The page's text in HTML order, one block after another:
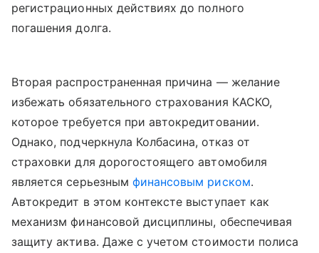
регистрационных действиях до полного
погашения долга.
Вторая распространенная причина — желание
избежать обязательного страхования КАСКО,
которое требуется при автокредитовании.
Однако, подчеркнула Колбасина, отказ от
страховки для дорогостоящего автомобиля
является серьезным финансовым риском.
Автокредит в этом контексте выступает как
механизм финансовой дисциплины, обеспечивая
защиту актива. Даже с учетом стоимости полиса